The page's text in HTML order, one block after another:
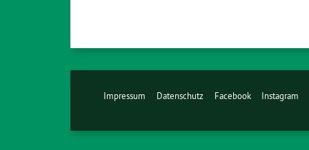
Impressum Datenschutz Facebook Instagram